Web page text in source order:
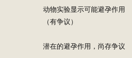
动物实验显示可能避孕作用
（有争议）
潜在的避孕作用，尚存争议